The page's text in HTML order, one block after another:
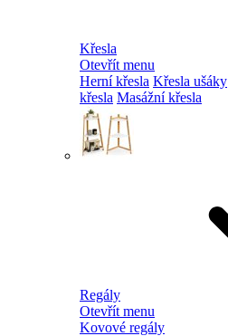
Křesla
Otevřít menu
Herní křesla Křesla ušáky
křesla Masážní křesla
Regály
Otevřít menu
Kovové regály